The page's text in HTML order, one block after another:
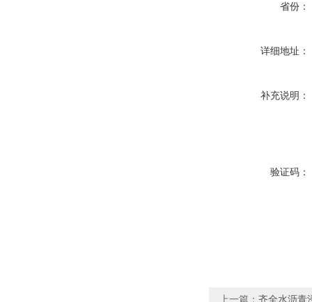
省份：
详细地址：
补充说明：
验证码：
上一篇： 齐全水沥青